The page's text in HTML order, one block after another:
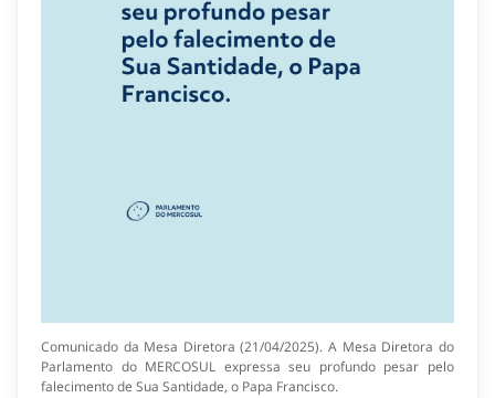
Comunicado da Mesa Diretora (21/04/2025). A Mesa Diretora do
Parlamento do MERCOSUL expressa seu profundo pesar pelo
falecimento de Sua Santidade, o Papa Francisco.